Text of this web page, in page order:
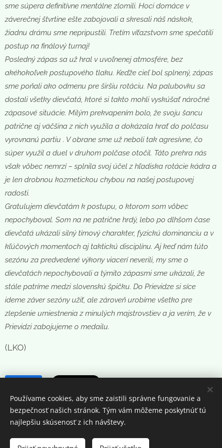
sme súpera definitívne mentálne zlomili. Hoci domáce v
záverečnej štvrtine ešte zabojovali a skresali náš náskok,
žiadnu drámu sme nepripustili. Tretím víťazstvom sme spečatili
postup na finálový turnaj!
Posledný zápas sa už hral v uvoľnenej atmosfére, bez
akéhokoľvek postupového tlaku. Keďže cieľ bol splnený, zápas
sme poňali ako odmenu pre širšiu rotáciu. Na palubovku sa
dostali všetky dievčatá, ktoré si takto mohli vyskúšať náročné
zápasové situácie. Milým prekvapením bolo, že svoju šancu
patrične aj väčšina z nich využila a dokázala hrať do polčasu
vyrovnanú partiu . V obrane sme už neboli tak agresívne, čo
súper využil a duel v druhom polčase otočil. Táto prehra nás
však vôbec nemrzí – splnila svoj účel z hľadiska rotácie kádra a
je len drobnou kozmetickou chybou na našej postupovej
radosti.
Gratulujem dievčatám k postupu, o ktorom som vôbec
nepochyboval. Som na ne patrične hrdý, lebo po dlhšom čase
dievčatá ukázali silný tímový charakter, fyzickú dominanciu a v
kľúčových momentoch aj taktickú disciplínu. Aj keď nám túto
sezónu za predvedené výkony viacerí neverili, my sme o
dievčatách nepochybovali a týmito zápasmi sme ukázali, že
stále patríme medzi slovenskú špičku. Do Prievidze si síce
ideme záver sezóny užiť, ale zároveň urobíme všetko pre
zlepšenie umiestnenia z minulých majstrovstiev a ja verím, že v
Prievidzi zabojujeme o medailu.
(LKO)
Používame cookies, aby sme zaistili správne fungovanie a
bezpečnosť našich stránok. Tým vám môžeme poskytnúť tú
najlepšiu skúsenosť z ich návštevy.